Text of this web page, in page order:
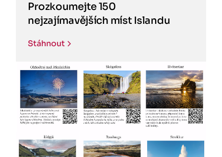
Prozkoumejte 150
nejzajímavějších míst Islandu
Stáhnout